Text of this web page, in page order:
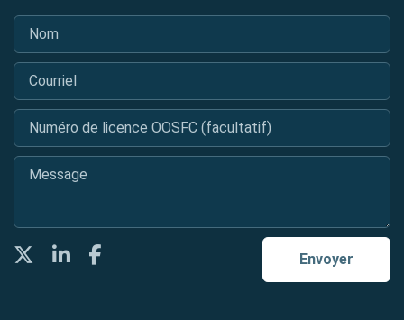
Nom
Courriel
Numéro de licence OOSFC (facultatif)
Message
Envoyer
TwitterLinkedInFacebook